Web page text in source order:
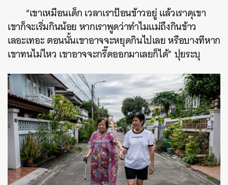
“เขาเหมือนเด็ก เวลาเราป้อนข้าวอยู่ แล้วเราดุเขา
เขาก็จะเริ่มกินน้อย หากเราพูดว่าทำไมแม่ถึงกินข้าว
เลอะเทอะ ตอนนั้นเขาอาจจะหยุดกินไปเลย หรือบางทีหาก
เขาทนไม่ไหว เขาอาจจะกรี๊ดออกมาเลยก็ได้” ปุยระบุ